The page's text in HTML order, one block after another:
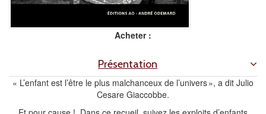
Acheter :
Présentation
« L’enfant est l’être le plus malchanceux de l’univers », a dit Julio
Cesare Giaccobbe.